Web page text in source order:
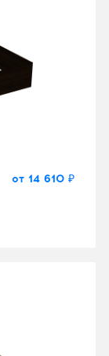
от 14 610 ₽